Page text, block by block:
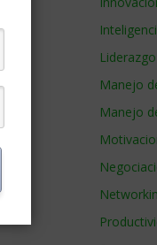
Liderazgo
Manejo
Manejo